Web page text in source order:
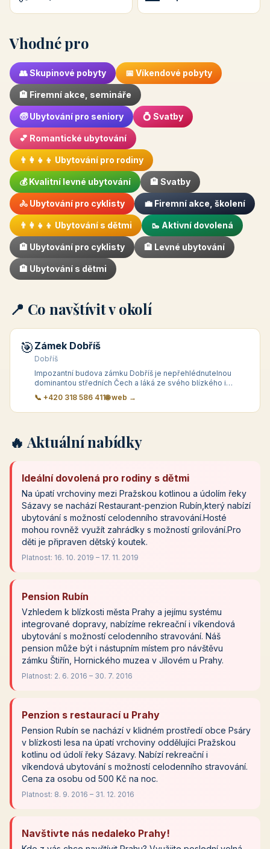
Vhodné pro
👥 Skupinové pobyty 📅 Víkendové pobyty
🏨 Firemní akce, semináře
🧓 Ubytování pro seniory 💍 Svatby
💕 Romantické ubytování
👨‍👩‍👧‍👦 Ubytování pro rodiny
💰 Kvalitní levné ubytování 🏨 Svatby
🚴 Ubytování pro cyklisty 💼 Firemní akce, školení
👨‍👩‍👧‍👦 Ubytování s dětmi 🥾 Aktivní dovolená
🏨 Ubytování pro cyklisty 🏨 Levné ubytování
🏨 Ubytování s dětmi
📍 Co navštívit v okolí
🎯 Zámek Dobříš
Dobříš
Impozantní budova zámku Dobříš je nepřehlédnutelnou
dominantou středních Čech a láká ze svého blízkého i
vzdálen&eacute
📞 +420 318 586 411🌐 web →
🔥 Aktuální nabídky
Ideální dovolená pro rodiny s dětmi
Na úpatí vrchoviny mezi Pražskou kotlinou a údolím řeky
Sázavy se nachází Restaurant-penzion Rubín,který nabízí
ubytování s možností celodenního stravování.Hosté
mohou rovněž využít zahrádky s možností grilování.Pro
děti je připraven dětský koutek.
Platnost: 16. 10. 2019 – 17. 11. 2019
Pension Rubín
Vzhledem k blízkosti města Prahy a jejímu systému
integrované dopravy, nabízíme rekreační i víkendová
ubytování s možností celodenního stravování. Náš
pension může být i nástupním místem pro návštěvu
zámku Štiřín, Hornického muzea v Jílovém u Prahy.
Platnost: 2. 6. 2016 – 30. 7. 2016
Penzion s restaurací u Prahy
Pension Rubín se nachází v klidném prostředí obce Psáry
v blízkosti lesa na úpatí vrchoviny oddělujíci Pražskou
kotlinu od údolí řeky Sázavy. Nabízí rekreační i
víkendová ubytování s možností celodenního stravování.
Cena za osobu od 500 Kč na noc.
Platnost: 8. 9. 2016 – 31. 12. 2016
Navštivte nás nedaleko Prahy!